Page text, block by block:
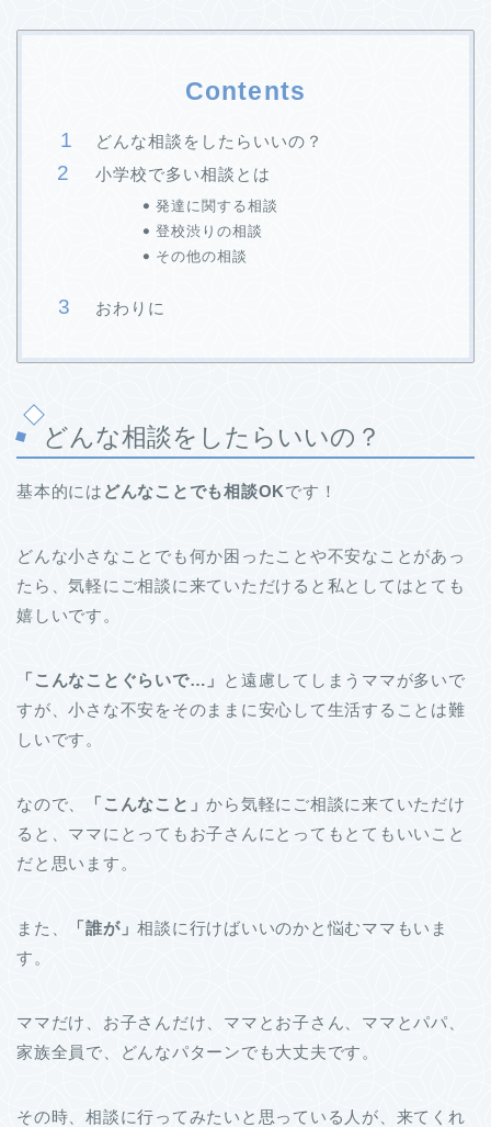
Contents
どんな相談をしたらいいの？
小学校で多い相談とは
発達に関する相談
登校渋りの相談
その他の相談
おわりに
どんな相談をしたらいいの？
基本的には どんなことでも相談OKです！
どんな小さなことでも何か困ったことや不安なことがあっ
たら、気軽にご相談に来ていただけると私としてはとても
嬉しいです。
「こんなことぐらいで…」
と遠慮してしまうママが多いで
すが、小さな不安をそのままに安心して生活することは難
しいです。
なので、 「 こんなこと」から気軽にご相談に来ていただけ
ると、ママにとってもお子さんにとってもとてもいいこと
だと思います。
また、 「誰が」相談に行けばいいのかと悩むママもいま
す。
ママだけ、お子さんだけ、ママとお子さん、ママとパパ、
家族全員で、どんなパターンでも大丈夫です。
その時、相談に行ってみたいと思っている人が、来てくれ